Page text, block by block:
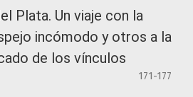
Plata. Un viaje con la
incómodo y otros a la
de los vínculos
171-177